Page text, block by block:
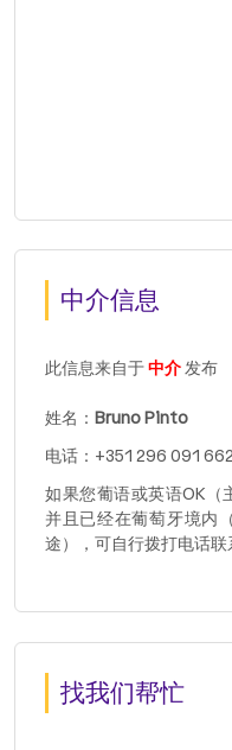
中介信息
此信息来自于中介发布
姓名： Bruno Pinto
电话：+351 296 091 662
如果您葡语或英语OK（
并且已经在葡萄牙境内
途），可自行拨打电话联
找我们帮忙